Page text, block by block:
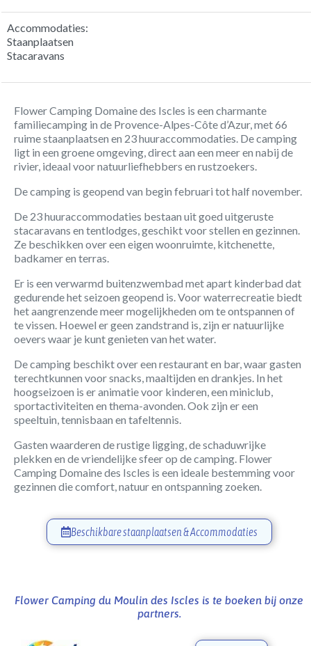
Accommodaties:
Staanplaatsen
Stacaravans
Flower Camping Domaine des Iscles is een charmante
familiecamping in de Provence-Alpes-Côte d’Azur, met 66
ruime staanplaatsen en 23 huuraccommodaties. De camping
ligt in een groene omgeving, direct aan een meer en nabij de
rivier, ideaal voor natuurliefhebbers en rustzoekers.
De camping is geopend van begin februari tot half november.
De 23 huuraccommodaties bestaan uit goed uitgeruste
stacaravans en tentlodges, geschikt voor stellen en gezinnen.
Ze beschikken over een eigen woonruimte, kitchenette,
badkamer en terras.
Er is een verwarmd buitenzwembad met apart kinderbad dat
gedurende het seizoen geopend is. Voor waterrecreatie biedt
het aangrenzende meer mogelijkheden om te ontspannen of
te vissen. Hoewel er geen zandstrand is, zijn er natuurlijke
oevers waar je kunt genieten van het water.
De camping beschikt over een restaurant en bar, waar gasten
terechtkunnen voor snacks, maaltijden en drankjes. In het
hoogseizoen is er animatie voor kinderen, een miniclub,
sportactiviteiten en thema-avonden. Ook zijn er een
speeltuin, tennisbaan en tafeltennis.
Gasten waarderen de rustige ligging, de schaduwrijke
plekken en de vriendelijke sfeer op de camping. Flower
Camping Domaine des Iscles is een ideale bestemming voor
gezinnen die comfort, natuur en ontspanning zoeken.
Beschikbare staanplaatsen & Accommodaties
Flower Camping du Moulin des Iscles is te boeken bij onze
partners.